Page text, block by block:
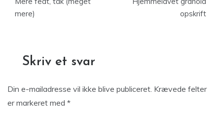
mere)
opskrift
Skriv et svar
Din e-mailadresse vil ikke blive publiceret. Krævede felter
er markeret med *